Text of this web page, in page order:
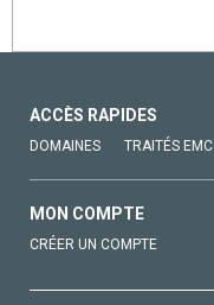
ACCÈS RAPIDES
DOMAINES TRAITÉS EMC
MON COMPTE
CRÉER UN COMPTE